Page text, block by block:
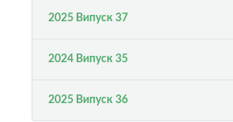
2025 Випуск 37
2024 Випуск 35
2025 Випуск 36